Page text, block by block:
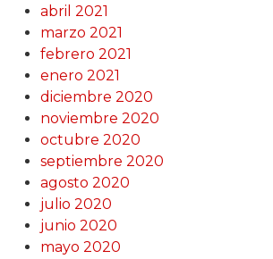
abril 2021
marzo 2021
febrero 2021
enero 2021
diciembre 2020
noviembre 2020
octubre 2020
septiembre 2020
agosto 2020
julio 2020
junio 2020
mayo 2020